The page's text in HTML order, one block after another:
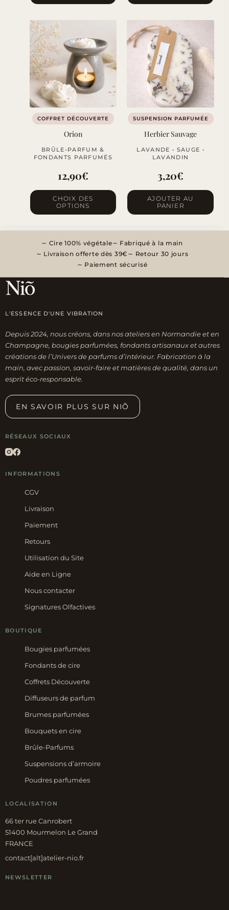
COFFRET DÉCOUVERTE
Orion
BRÛLE-PARFUM &
FONDANTS PARFUMÉS
12,90€
CHOIX DES
OPTIONS
Ce
produit
variations.
Les
options
choisies
la
page
du
produit
SUSPENSION PARFUMÉE
Herbier Sauvage
LAVANDE • SAUGE •
LAVANDIN
3,20€
AJOUTER AU
PANIER
Cire 100% végétale
Fabriqué à la main
Livraison offerte dès 39€
Retour 30 jours
Paiement sécurisé
L'ESSENCE D'UNE VIBRATION
Depuis 2024, nous créons, dans nos ateliers en Normandie et en
Champagne, bougies parfumées, fondants artisanaux et autres
créations de l’Univers de parfums d’intérieur. Fabrication à la
main, avec passion, savoir-faire et matières de qualité, dans un
esprit éco-responsable.
EN SAVOIR PLUS SUR NIÕ
RÉSEAUX SOCIAUX
INFORMATIONS
CGV
Livraison
Paiement
Retours
Utilisation du Site
Aide en Ligne
Nous contacter
Signatures Olfactives
BOUTIQUE
Bougies parfumées
Fondants de cire
Coffrets Découverte
Diffuseurs de parfum
Brumes parfumées
Bouquets en cire
Brûle-Parfums
Suspensions d’armoire
Poudres parfumées
LOCALISATION
66 ter rue Canrobert
51400 Mourmelon Le Grand
FRANCE
contact[alt]atelier-nio.fr
NEWSLETTER